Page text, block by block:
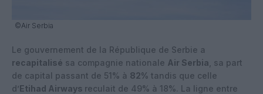
©Air Serbia
Le gouvernement de la République de Serbie a
recapitalisé sa compagnie nationale Air Serbia , sa part
de capital passant de 51% à 82% tandis que celle
d’Etihad Airways reculait de 49% à 18%. La ligne entre